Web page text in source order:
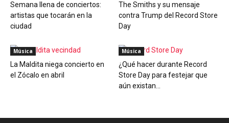
Semana llena de conciertos:
artistas que tocarán en la
ciudad
The Smiths y su mensaje
contra Trump del Record Store
Day
Música
La Maldita niega concierto en
el Zócalo en abril
Música
¿Qué hacer durante Record
Store Day para festejar que
aún existan...